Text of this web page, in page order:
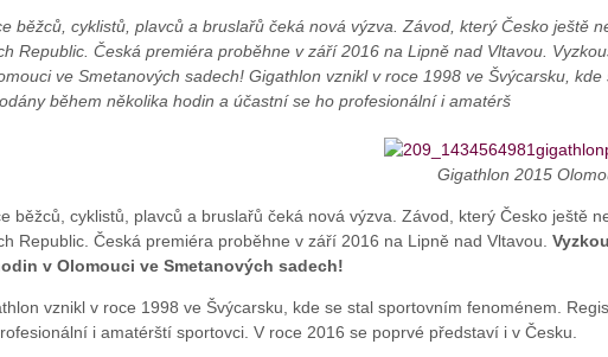
běžců, cyklistů, plavců a bruslařů čeká nová výzva. Závod, který Česko ještě
Republic. Česká premiéra proběhne v září 2016 na Lipně nad Vltavou.
ve Smetanových sadech! Gigathlon vznikl v roce 1998 ve Švýcarsku,
během několika hodin a účastní se ho profesionální i amatérš
Gigathlon 2015
běžců, cyklistů, plavců a bruslařů čeká nová výzva. Závod, který Česko ještě
Republic. Česká premiéra proběhne v září 2016 na Lipně nad Vltavou.
v Olomouci ve Smetanových sadech!
vznikl v roce 1998 ve Švýcarsku, kde se stal sportovním fenoménem.
i amatérští sportovci. V roce 2016 se poprvé představí i v Česku.